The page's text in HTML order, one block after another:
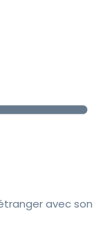
avec son